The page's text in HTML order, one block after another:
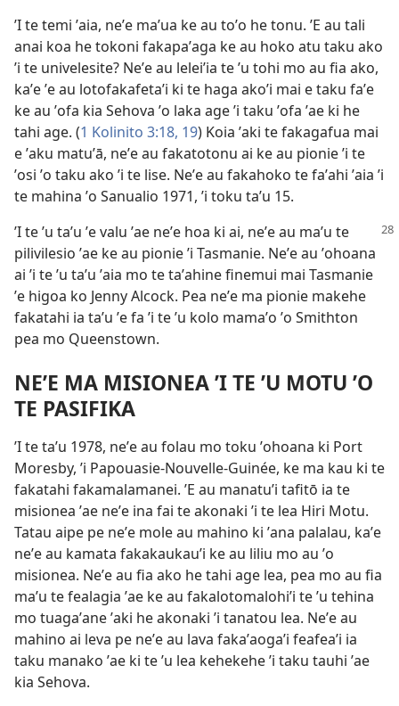
ʼI te temi ʼaia, neʼe maʼua ke au toʼo he tonu. ʼE au tali
anai koa he tokoni fakapaʼaga ke au hoko atu taku ako
ʼi te univelesite? Neʼe au leleiʼia te ʼu tohi mo au fia ako,
kaʼe ʼe au lotofakafetaʼi ki te haga akoʼi mai e taku faʼe
ke au ʼofa kia Sehova ʼo laka age ʼi taku ʼofa ʼae ki he
tahi age. (1 Kolinito 3:18, 19) Koia ʼaki te fakagafua mai
e ʼaku matuʼā, neʼe au fakatotonu ai ke au pionie ʼi te
ʼosi ʼo taku ako ʼi te lise. Neʼe au fakahoko te faʼahi ʼaia ʼi
te mahina ʼo Sanualio 1971, ʼi toku taʼu 15.
ʼI te ʼu taʼu ʼe valu ʼae neʼe hoa ki ai, neʼe au maʼu te
pilivilesio ʼae ke au pionie ʼi Tasmanie. Neʼe au ʼohoana
ai ʼi te ʼu taʼu ʼaia mo te taʼahine finemui mai Tasmanie
ʼe higoa ko Jenny Alcock. Pea neʼe ma pionie makehe
fakatahi ia taʼu ʼe fa ʼi te ʼu kolo mamaʼo ʼo Smithton
pea mo Queenstown.
NEʼE MA MISIONEA ʼI TE ʼU MOTU ʼO
TE PASIFIKA
ʼI te taʼu 1978, neʼe au folau mo toku ʼohoana ki Port
Moresby, ʼi Papouasie-Nouvelle-Guinée, ke ma kau ki te
fakatahi fakamalamanei. ʼE au manatuʼi tafitō ia te
misionea ʼae neʼe ina fai te akonaki ʼi te lea Hiri Motu.
Tatau aipe pe neʼe mole au mahino ki ʼana palalau, kaʼe
neʼe au kamata fakakaukauʼi ke au liliu mo au ʼo
misionea. Neʼe au fia ako he tahi age lea, pea mo au fia
maʼu te fealagia ʼae ke au fakalotomalohiʼi te ʼu tehina
mo tuagaʼane ʼaki he akonaki ʼi tanatou lea. Neʼe au
mahino ai leva pe neʼe au lava fakaʼaogaʼi feafeaʼi ia
taku manako ʼae ki te ʼu lea kehekehe ʼi taku tauhi ʼae
kia Sehova.